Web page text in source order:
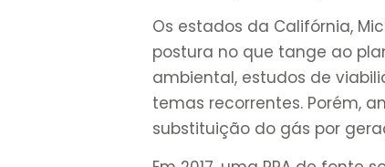
Os estados da Califórnia,
postura no que tange ao
ambiental, estudos de
temas recorrentes. Porém,
substituição do gás por